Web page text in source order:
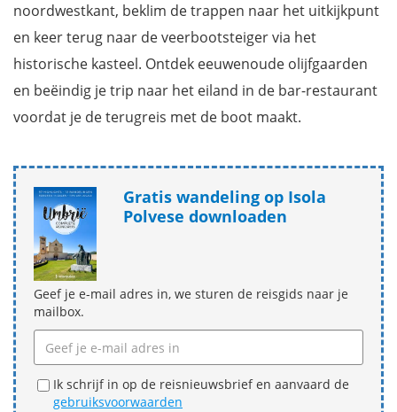
noordwestkant, beklim de trappen naar het uitkijkpunt
en keer terug naar de veerbootsteiger via het
historische kasteel. Ontdek eeuwenoude olijfgaarden
en beëindig je trip naar het eiland in de bar-restaurant
voordat je de terugreis met de boot maakt.
Gratis wandeling op Isola
Polvese downloaden
Geef je e-mail adres in, we sturen de reisgids naar je
mailbox.
Ik schrijf in op de reisnieuwsbrief en aanvaard de
gebruiksvoorwaarden